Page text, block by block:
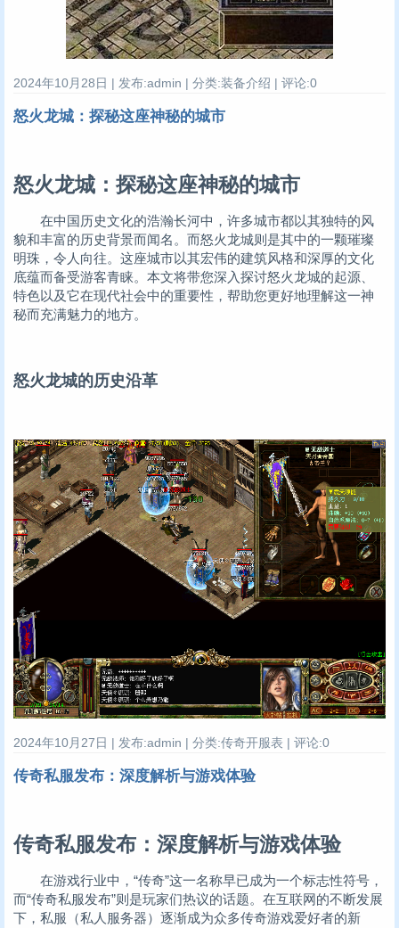
2024年10月28日 | 发布:admin | 分类:装备介绍 | 评论:0
怒火龙城：探秘这座神秘的城市
怒火龙城：探秘这座神秘的城市
在中国历史文化的浩瀚长河中，许多城市都以其独特的风
貌和丰富的历史背景而闻名。而怒火龙城则是其中的一颗璀璨
明珠，令人向往。这座城市以其宏伟的建筑风格和深厚的文化
底蕴而备受游客青睐。本文将带您深入探讨怒火龙城的起源、
特色以及它在现代社会中的重要性，帮助您更好地理解这一神
秘而充满魅力的地方。
怒火龙城的历史沿革
2024年10月27日 | 发布:admin | 分类:传奇开服表 | 评论:0
传奇私服发布：深度解析与游戏体验
传奇私服发布：深度解析与游戏体验
在游戏行业中，“传奇”这一名称早已成为一个标志性符号，
而“传奇私服发布”则是玩家们热议的话题。在互联网的不断发展
下，私服（私人服务器）逐渐成为众多传奇游戏爱好者的新